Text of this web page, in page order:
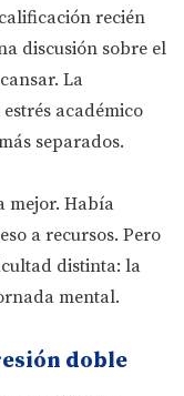
recién
discusión sobre el
La
académico
separados.
mejor. Había
a recursos. Pero
distinta: la
mental.
doble